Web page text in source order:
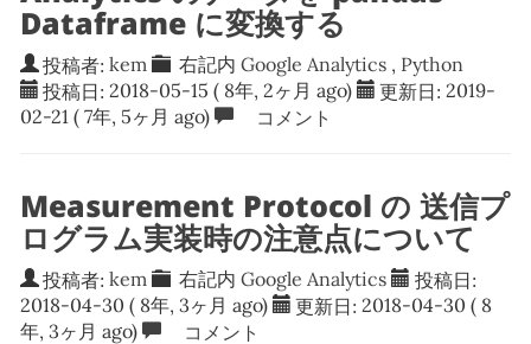
Dataframe に変換する
投稿者: kem 右記内Google Analytics , Python
投稿日: 2018-05-15 ( 8年, 2ヶ月 ago) 更新日: 2019-
02-21 ( 7年, 5ヶ月 ago) コメント
Measurement Protocol の 送信プ
ログラム実装時の注意点について
投稿者: kem 右記内Google Analytics 投稿日:
2018-04-30 ( 8年, 3ヶ月 ago) 更新日: 2018-04-30 ( 8
年, 3ヶ月 ago)
コメント